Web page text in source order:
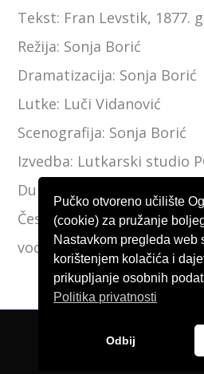
Tekst: Fran Levstik, 1877.
Režija: Sonja Borić
Dramatizacija: Sonja Borić
Lutke: Luči Vidanović
Scenografija: Sonja Borić
Izvedba: Lutkarski studio
Dunja, Emma, Nika, Iris i
Čestitamo našim
voditeljici.
© Pučko otvoreno
Pučko otvoreno učilište
(cookie) za pružanje
Nastavkom pregleda web
korištenjem kolačića i
prikupljanje osobnih
Politika privatnosti
Odbij